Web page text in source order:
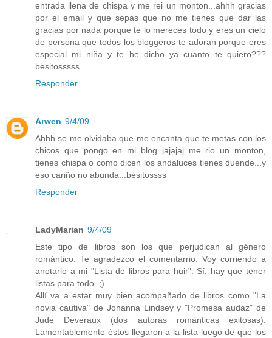
entrada llena de chispa y me rei un monton...ahhh gracias
por el email y que sepas que no me tienes que dar las
gracias por nada porque te lo mereces todo y eres un cielo
de persona que todos los bloggeros te adoran porque eres
especial mi niña y te he dicho ya cuanto te quiero???
besitosssss
Responder
Arwen 9/4/09
Ahhh se me olvidaba que me encanta que te metas con los
chicos que pongo en mi blog jajajaj me rio un monton,
tienes chispa o como dicen los andaluces tienes duende...y
eso cariño no abunda...besitossss
Responder
LadyMarian 9/4/09
Este tipo de libros son los que perjudican al género
romántico. Te agradezco el comentarrio. Voy corriendo a
anotarlo a mi "Lista de libros para huir". Sí, hay que tener
listas para todo. ;)
Allí va a estar muy bien acompañado de libros como "La
novia cautiva" de Johanna Lindsey y "Promesa audaz" de
Jude Deveraux (dos autoras románticas exitosas).
Lamentablemente éstos llegaron a la lista luego de que los